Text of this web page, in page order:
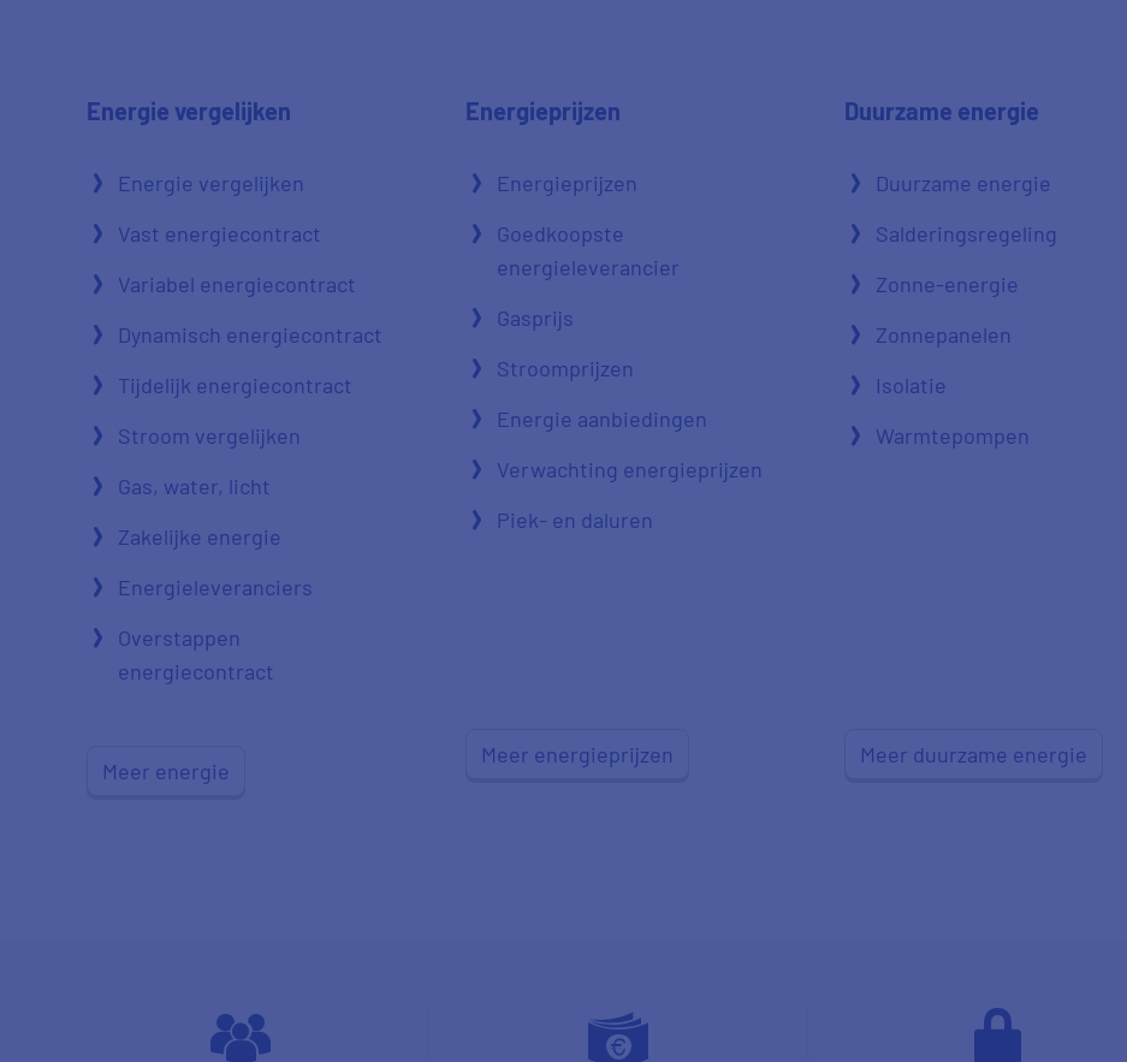
Energie vergelijken
Energie vergelijken
Vast energiecontract
Variabel energiecontract
Dynamisch energiecontract
Tijdelijk energiecontract
Stroom vergelijken
Gas, water, licht
Zakelijke energie
Energieleveranciers
Overstappen
energiecontract
Meer energie
Energieprijzen
Energieprijzen
Goedkoopste
energieleverancier
Gasprijs
Stroomprijzen
Energie aanbiedingen
Verwachting energieprijzen
Piek- en daluren
Meer energieprijzen
Duurzame energie
Duurzame energie
Salderingsregeling
Zonne-energie
Zonnepanelen
Isolatie
Warmtepompen
Meer duurzame energie